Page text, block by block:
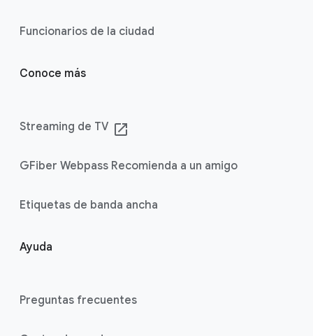
Funcionarios de la ciudad
Conoce más
Streaming de TV launch
GFiber Webpass Recomienda a un amigo
Etiquetas de banda ancha
Ayuda
Preguntas frecuentes